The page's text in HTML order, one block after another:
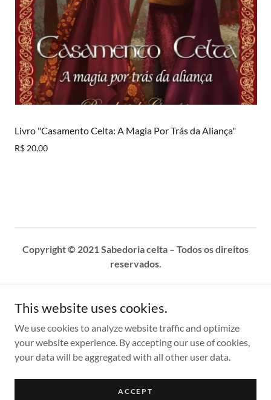
Livro "Casamento Celta: A Magia Por Trás da Aliança"
R$ 20,00
Copyright © 2021 Sabedoria celta – Todos os direitos
reservados.
POLÍTICA DE PRIVACIDADE
TERMOS E CONDIÇÕES
Powered by
This website uses cookies.
We use cookies to analyze website traffic and optimize
your website experience. By accepting our use of cookies,
your data will be aggregated with all other user data.
ACCEPT